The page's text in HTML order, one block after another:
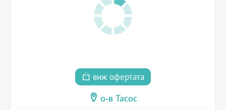
виж офертата
о-в Тасос